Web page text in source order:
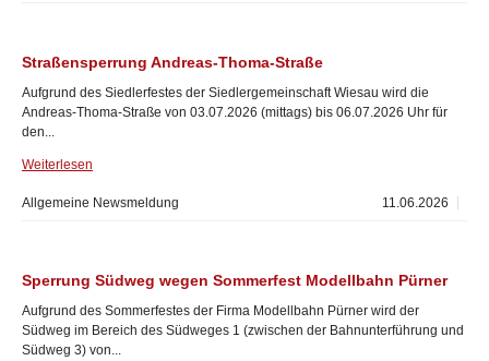
Straßensperrung Andreas-Thoma-Straße
Aufgrund des Siedlerfestes der Siedlergemeinschaft Wiesau wird die
Andreas-Thoma-Straße von 03.07.2026 (mittags) bis 06.07.2026 Uhr für
den...
Weiterlesen
11.06.2026
Allgemeine Newsmeldung
Sperrung Südweg wegen Sommerfest Modellbahn Pürner
Aufgrund des Sommerfestes der Firma Modellbahn Pürner wird der
Südweg im Bereich des Südweges 1 (zwischen der Bahnunterführung und
Südweg 3) von...